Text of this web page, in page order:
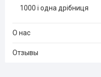
1000 і одна дрібниця
О нас
Отзывы